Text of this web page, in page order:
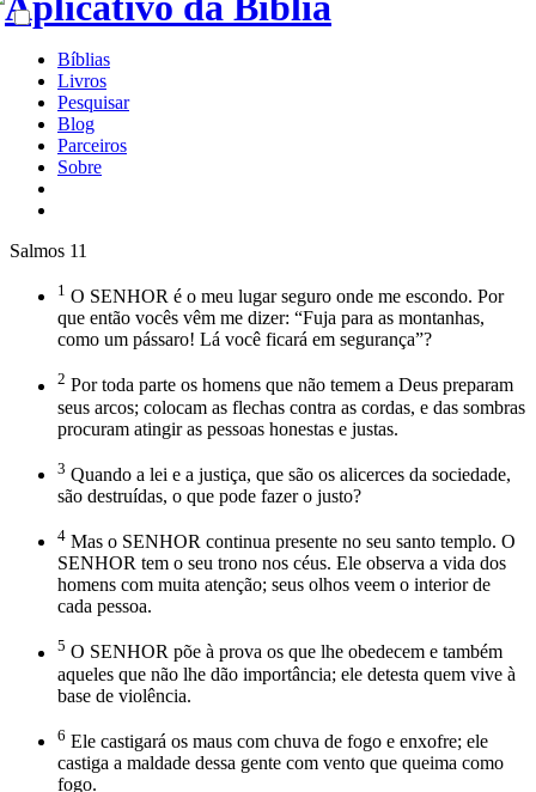
Bíblias
Livros
Pesquisar
Blog
Parceiros
Sobre
Salmos 11
1 O SENHOR é o meu lugar seguro onde me escondo. Por
que então vocês vêm me dizer: “Fuja para as montanhas,
como um pássaro! Lá você ficará em segurança”?
2 Por toda parte os homens que não temem a Deus preparam
seus arcos; colocam as flechas contra as cordas, e das sombras
procuram atingir as pessoas honestas e justas.
3 Quando a lei e a justiça, que são os alicerces da sociedade,
são destruídas, o que pode fazer o justo?
4 Mas o SENHOR continua presente no seu santo templo. O
SENHOR tem o seu trono nos céus. Ele observa a vida dos
homens com muita atenção; seus olhos veem o interior de
cada pessoa.
5 O SENHOR põe à prova os que lhe obedecem e também
aqueles que não lhe dão importância; ele detesta quem vive à
base de violência.
6 Ele castigará os maus com chuva de fogo e enxofre; ele
castiga a maldade dessa gente com vento que queima como
fogo.